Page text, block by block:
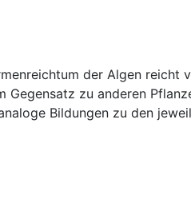
der Algen reicht
Gegensatz zu anderen
Bildungen zu den